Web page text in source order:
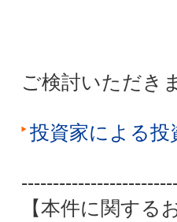
ご検討いただき
投資家による
【本件に関する